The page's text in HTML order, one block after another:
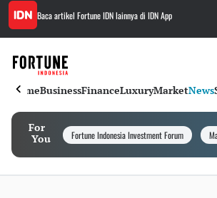
Baca artikel Fortune IDNlainnya di IDN App
HomeBusinessFinanceLuxuryMarketNews
For
You
Fortune Indonesia Investment Forum